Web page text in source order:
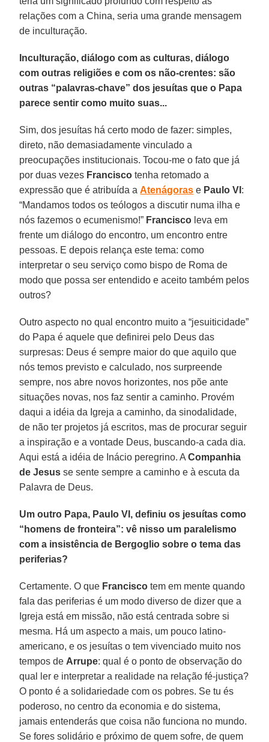
relações com a China, seria uma grande mensagem
de inculturação.
Inculturação, diálogo com as culturas, diálogo
com outras religiões e com os não-crentes: são
outras “palavras-chave” dos jesuítas que o Papa
parece sentir como muito suas...
Sim, dos jesuítas há certo modo de fazer: simples,
direto, não demasiadamente vinculado a
preocupações institucionais. Tocou-me o fato que já
por duas vezes Francisco tenha retomado a
expressão que é atribuída aAtenágoras e Paulo VI :
“Mandamos todos os teólogos a discutir numa ilha e
nós fazemos o ecumenismo!” Francisco leva em
frente um diálogo do encontro, um encontro entre
pessoas. E depois relança este tema: como
interpretar o seu serviço como bispo de Roma de
modo que possa ser entendido e aceito também pelos
outros?
Outro aspecto no qual encontro muito a “jesuiticidade”
do Papa é aquele que definirei pelo Deus das
surpresas: Deus é sempre maior do que aquilo que
nós temos previsto e calculado, nos surpreende
sempre, nos abre novos horizontes, nos põe ante
situações novas, nos faz sentir a caminho. Provém
daqui a idéia da Igreja a caminho, da sinodalidade,
de não ter projetos já escritos, mas de procurar seguir
a inspiração e a vontade Deus, buscando-a cada dia.
Aqui está a idéia de Inácio peregrino. ACompanhia
de Jesus se sente sempre a caminho e à escuta da
Palavra de Deus.
Um outro Papa, Paulo VI, definiu os jesuítas como
“homens de fronteira”: vê nisso um paralelismo
com a insistência de Bergoglio sobre o tema das
periferias?
Certamente. O que Francisco tem em mente quando
fala das periferias é um modo diverso de dizer que a
Igreja está em missão, não está centrada sobre si
mesma. Há um aspecto a mais, um pouco latino-
americano, e os jesuítas o tem vivenciado muito nos
tempos de Arrupe: qual é o ponto de observação do
qual ler e interpretar a realidade na relação fé-justiça?
O ponto é a solidariedade com os pobres. Se tu és
poderoso, no centro da economia e do sistema,
jamais entenderás que coisa não funciona no mundo.
Se fores solidário e próximo de quem sofre, de quem